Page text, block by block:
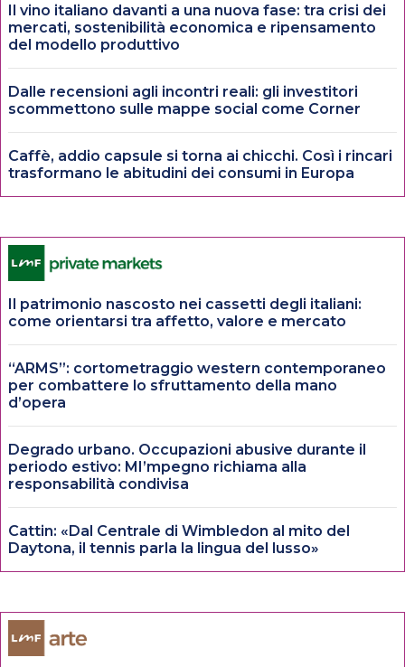
Il vino italiano davanti a una nuova fase: tra crisi dei
mercati, sostenibilità economica e ripensamento
del modello produttivo
Dalle recensioni agli incontri reali: gli investitori
scommettono sulle mappe social come Corner
Caffè, addio capsule si torna ai chicchi. Così i rincari
trasformano le abitudini dei consumi in Europa
Il patrimonio nascosto nei cassetti degli italiani:
come orientarsi tra affetto, valore e mercato
“ARMS”: cortometraggio western contemporaneo
per combattere lo sfruttamento della mano
d’opera
Degrado urbano. Occupazioni abusive durante il
periodo estivo: MI’mpegno richiama alla
responsabilità condivisa
Cattin: «Dal Centrale di Wimbledon al mito del
Daytona, il tennis parla la lingua del lusso»